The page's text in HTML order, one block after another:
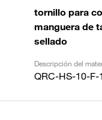
tornillo para
manguera de
sellado
Descripción del
QRC-HS-10-F-